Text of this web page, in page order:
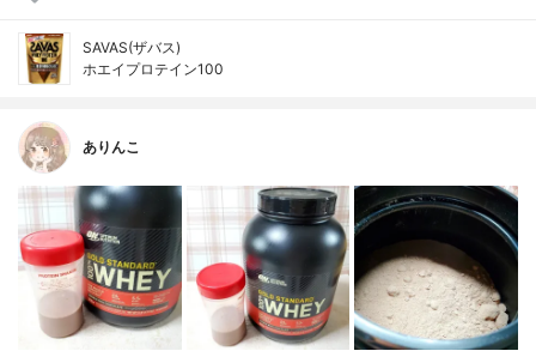
SAVAS(ザバス)
ホエイプロテイン100
ありんこ